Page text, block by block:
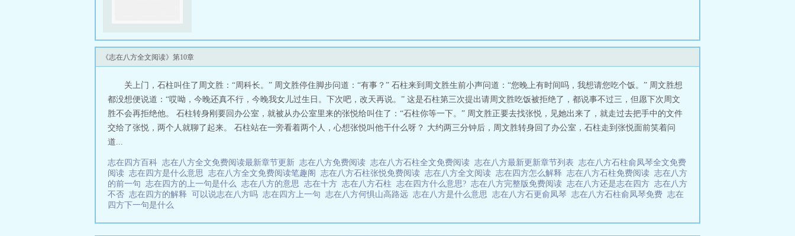
《志在八方全文阅读》第10章
关上门，石柱叫住了周文胜：“周科长。” 周文胜停住脚步问道：“有事？” 石柱来到周文胜生前小声问道：“您晚上有时间吗，我想请您吃个饭。” 周文胜想
都没想便说道：“哎呦，今晚还真不行，今晚我女儿过生日。下次吧，改天再说。” 这是石柱第三次提出请周文胜吃饭被拒绝了，都说事不过三，但愿下次周文
胜不会再拒绝他。 石柱转身刚要回办公室，就被从办公室里来的张悦给叫住了：“石柱你等一下。” 周文胜正要去找张悦，见她出来了，就走过去把手中的文件
交给了张悦，两个人就聊了起来。 石柱站在一旁看着两个人，心想张悦叫他干什么呀？ 大约两三分钟后，周文胜转身回了办公室，石柱走到张悦面前笑着问
道...
志在四方百科 志在八方全文免费阅读最新章节更新 志在八方免费阅读 志在八方石柱全文免费阅读 志在八方最新更新章节列表 志在八方石柱俞凤琴全文免费
阅读 志在四方是什么意思 志在八方全文免费阅读笔趣阁 志在八方石柱张悦免费阅读 志在八方全文阅读 志在四方怎么解释 志在八方石柱免费阅读 志在八方
的前一句 志在四方的上一句是什么 志在八方的意思 志在十方 志在八方石柱 志在四方什么意思? 志在八方完整版免费阅读 志在八方还是志在四方 志在八方
不否 志在四方的解释 可以说志在八方吗 志在四方上一句 志在八方何惧山高路远 志在八方是什么意思 志在八方石更俞凤琴 志在八方石柱俞凤琴免费 志在
四方下一句是什么